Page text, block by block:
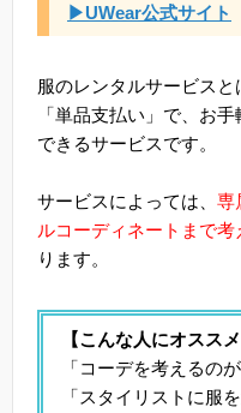
▶UWear公式サイト
服のレンタルサービス
「単品支払い」で、お
できるサービスです。
サービスによっては、 専
ルコーディネートまで考
ります。
【こんな人にオススメ
「コーデを考えるの
「スタイリストに服